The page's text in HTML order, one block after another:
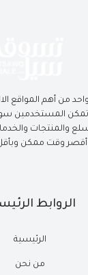
من أهم المواقع
تمكن المستخدمين
والمنتجات
أقصر وقت ممكن
الروابط
الرئيسية
من نحن